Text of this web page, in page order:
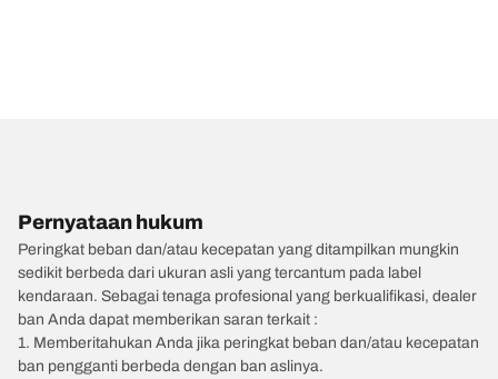
Pernyataan hukum
Peringkat beban dan/atau kecepatan yang ditampilkan mungkin
sedikit berbeda dari ukuran asli yang tercantum pada label
kendaraan. Sebagai tenaga profesional yang berkualifikasi, dealer
ban Anda dapat memberikan saran terkait :
1. Memberitahukan Anda jika peringkat beban dan/atau kecepatan
ban pengganti berbeda dengan ban aslinya.